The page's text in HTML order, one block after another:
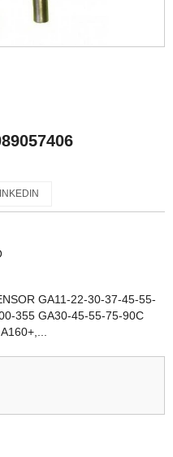
GA11-22-30-37-45-55-
355 GA30-45-55-75-90C